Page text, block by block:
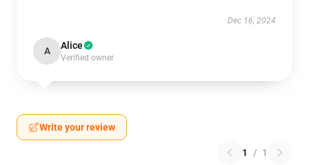
Dec 16, 2024
A Alice
Verified owner
Write your review
1 / 1